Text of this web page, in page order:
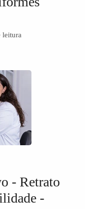
leitura
- Retrato
-